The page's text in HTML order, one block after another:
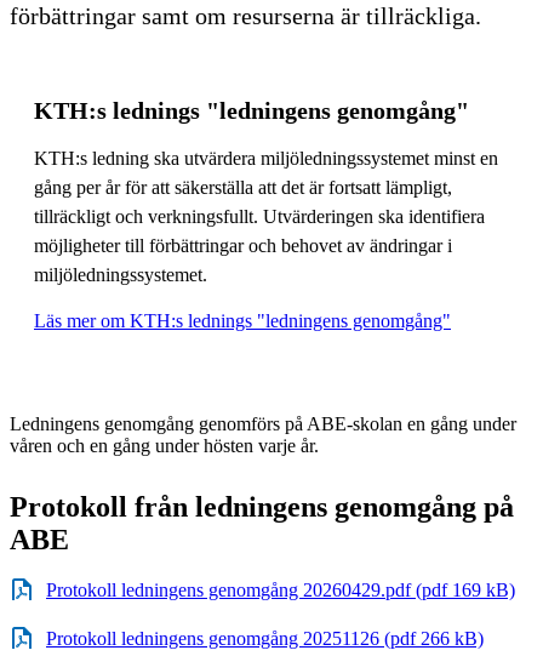
förbättringar samt om resurserna är tillräckliga.
KTH:s lednings "ledningens genomgång"
KTH:s ledning ska utvärdera miljöledningssystemet minst en
gång per år för att säkerställa att det är fortsatt lämpligt,
tillräckligt och verkningsfullt. Utvärderingen ska identifiera
möjligheter till förbättringar och behovet av ändringar i
miljöledningssystemet.
Läs mer om KTH:s lednings "ledningens genomgång"
Ledningens genomgång genomförs på ABE-skolan en gång under
våren och en gång under hösten varje år.
Protokoll från ledningens genomgång på
ABE
Protokoll ledningens genomgång 20260429.pdf (pdf 169 kB)
Protokoll ledningens genomgång 20251126 (pdf 266 kB)